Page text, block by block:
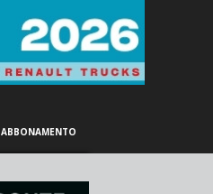
ABBONAMENTO